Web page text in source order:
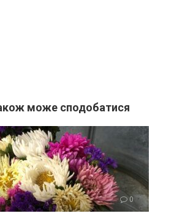
може сподобатися
0